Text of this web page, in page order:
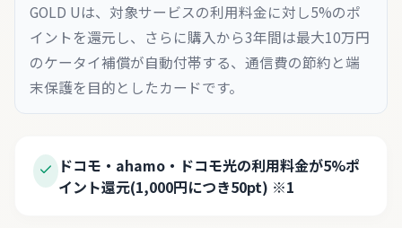
GOLD Uは、対象サービスの利用料金に対し5%のポ
イントを還元し、さらに購入から3年間は最大10万円
のケータイ補償が自動付帯する、通信費の節約と端
末保護を目的としたカードです。
ドコモ・ahamo・ドコモ光の利用料金が5%ポ
イント還元(1,000円につき50pt) ※1